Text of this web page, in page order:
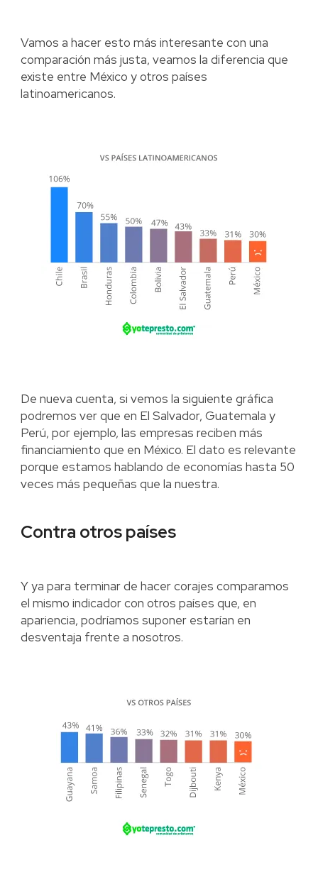
Vamos a hacer esto más interesante con una
comparación más justa, veamos la diferencia que
existe entre México y otros países
latinoamericanos.
De nueva cuenta, si vemos la siguiente gráfica
podremos ver que en El Salvador, Guatemala y
Perú, por ejemplo, las empresas reciben más
financiamiento que en México. El dato es relevante
porque estamos hablando de economías hasta 50
veces más pequeñas que la nuestra.
Contra otros países
Y ya para terminar de hacer corajes comparamos
el mismo indicador con otros países que, en
apariencia, podríamos suponer estarían en
desventaja frente a nosotros.